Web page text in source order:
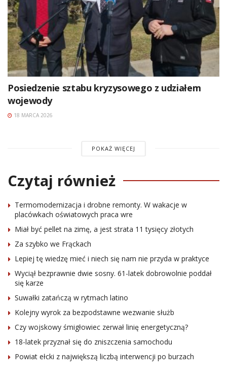
Posiedzenie sztabu kryzysowego z udziałem
wojewody
18 MARCA 2026
POKAŻ WIĘCEJ
Czytaj również
Termomodernizacja i drobne remonty. W wakacje w
placówkach oświatowych praca wre
Miał być pellet na zimę, a jest strata 11 tysięcy złotych
Za szybko we Frąckach
Lepiej tę wiedzę mieć i niech się nam nie przyda w praktyce
Wyciął bezprawnie dwie sosny. 61-latek dobrowolnie poddał
się karze
Suwałki zatańczą w rytmach latino
Kolejny wyrok za bezpodstawne wezwanie służb
Czy wojskowy śmigłowiec zerwał linię energetyczną?
18-latek przyznał się do zniszczenia samochodu
Powiat ełcki z największą liczbą interwencji po burzach